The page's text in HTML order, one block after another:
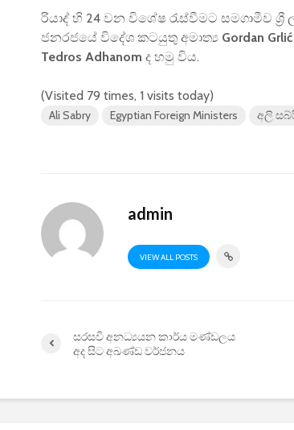
රියාද් හි 24 වන විශේෂ රැස්වීමට සමගාමීව ශ්‍රී
ජනරජයේ විදේශ කටයුතු අමාත්‍ය Gordan
Tedros Adhanom ද හමු විය.
(Visited 79 times, 1 visits today)
Ali Sabry Egyptian Foreign Ministers අලි
admin
VIEW ALL POSTS
සරසවි අනධ්‍යයන කාර්ය මණ්ඩලය
අද සිට අඛණ්ඩ වර්ජනය